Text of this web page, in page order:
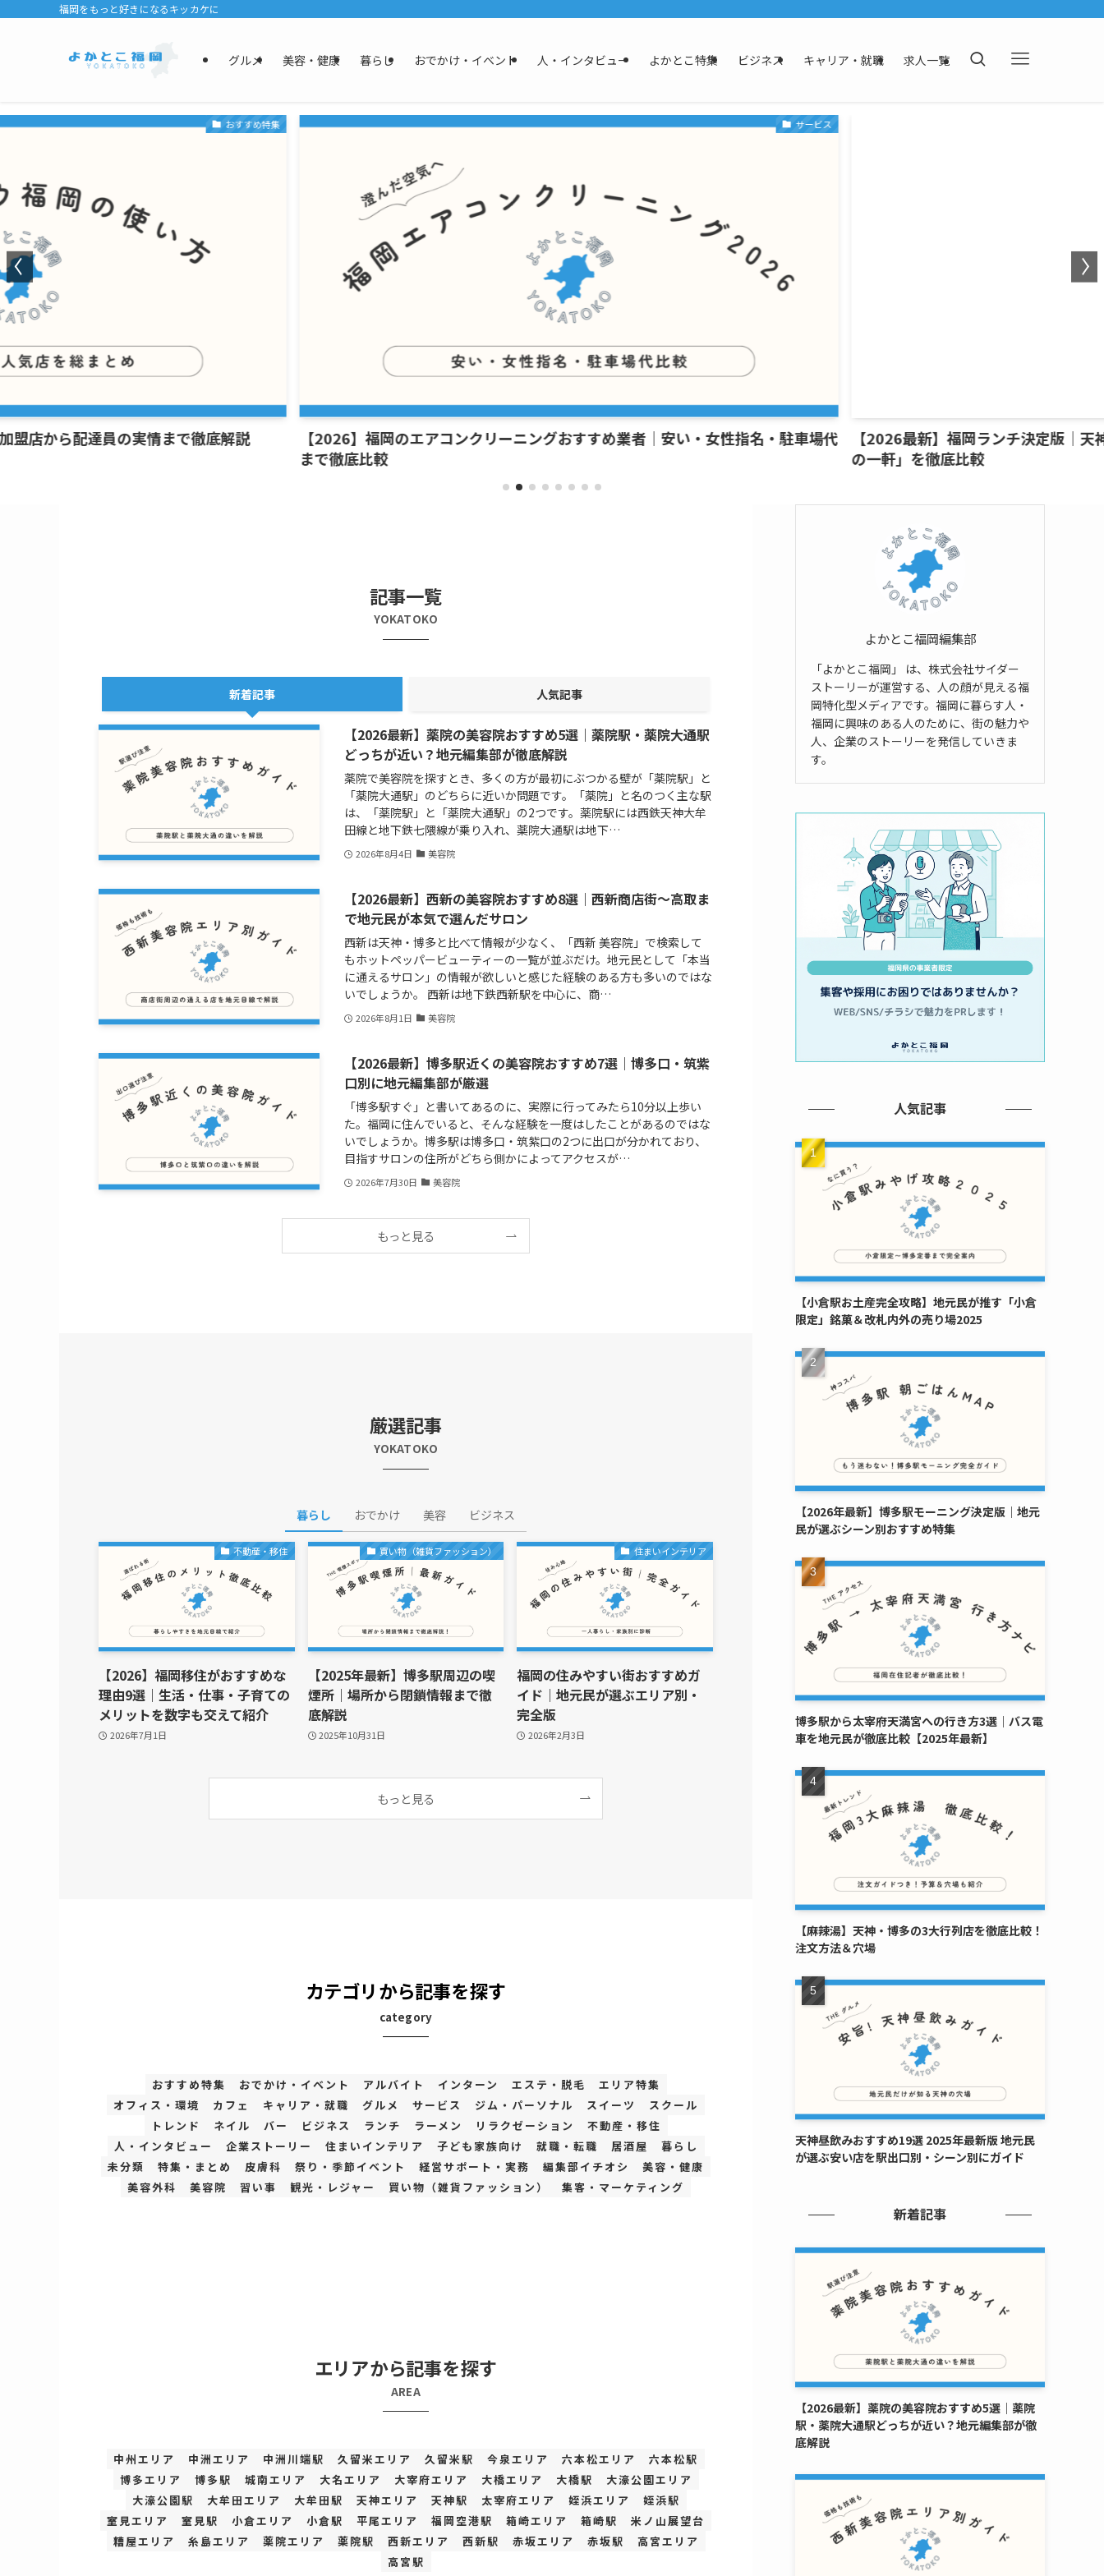
福岡をもっと好きになるキッカケに
グルメ 美容・健康 暮らし おでかけ・イベント 人・インタビュー よかとこ特集 ビジネス キャリア・就職 求人一覧
おすすめ特集
店から配達員の実情まで徹底解説
サービス
【2026】福岡のエアコンクリーニングおすすめ業者｜安い・女性指名・駐車場代
まで徹底比較
【2026最新】福岡ランチ決定版｜天神
の一軒」を徹底比較
記事一覧
YOKATOKO
新着記事 人気記事
【2026最新】薬院の美容院おすすめ5選｜薬院駅・薬院大通駅
どっちが近い？地元編集部が徹底解説
薬院で美容院を探すとき、多くの方が最初にぶつかる壁が「薬院駅」と
「薬院大通駅」のどちらに近いか問題です。「薬院」と名のつく主な駅
は、「薬院駅」と「薬院大通駅」の2つです。薬院駅には西鉄天神大牟
田線と地下鉄七隈線が乗り入れ、薬院大通駅は地下…
2026年8月4日 美容院
【2026最新】西新の美容院おすすめ8選｜西新商店街〜高取ま
で地元民が本気で選んだサロン
西新は天神・博多と比べて情報が少なく、「西新 美容院」で検索して
もホットペッパービューティーの一覧が並ぶだけ。地元民として「本当
に通えるサロン」の情報が欲しいと感じた経験のある方も多いのではな
いでしょうか。 西新は地下鉄西新駅を中心に、商…
2026年8月1日 美容院
【2026最新】博多駅近くの美容院おすすめ7選｜博多口・筑紫
口別に地元編集部が厳選
「博多駅すぐ」と書いてあるのに、実際に行ってみたら10分以上歩い
た。福岡に住んでいると、そんな経験を一度はしたことがあるのではな
いでしょうか。博多駅は博多口・筑紫口の2つに出口が分かれており、
目指すサロンの住所がどちら側かによってアクセスが…
2026年7月30日 美容院
もっと見る
厳選記事
YOKATOKO
暮らし おでかけ 美容 ビジネス
不動産・移住
【2026】福岡移住がおすすめな
理由9選｜生活・仕事・子育ての
メリットを数字も交えて紹介
2026年7月1日
買い物（雑貨ファッション）
【2025年最新】博多駅周辺の喫
煙所｜場所から閉鎖情報まで徹
底解説
2025年10月31日
住まいインテリア
福岡の住みやすい街おすすめガ
イド｜地元民が選ぶエリア別・
完全版
2026年2月3日
もっと見る
カテゴリから記事を探す
category
おすすめ特集 おでかけ・イベント アルバイト インターン エステ・脱毛
エリア特集
オフィス・環境
カフェ キャリア・就職 グルメ サービス ジム・パーソナル スイーツ
スクール
トレンド
ネイル バー ビジネス ランチ ラーメン リラクゼーション
不動産・移住
人・インタビュー
企業ストーリー 住まいインテリア 子ども家族向け 就職・転職 居酒屋
暮らし
未分類
特集・まとめ 皮膚科 祭り・季節イベント 経営サポート・実務 編集部イチオシ
美容・健康
美容外科
美容院 習い事 観光・レジャー 買い物（雑貨ファッション） 集客・マーケティング
エリアから記事を探す
AREA
中州エリア 中洲エリア 中洲川端駅 久留米エリア 久留米駅 今泉エリア 六本松エリア
六本松駅
博多エリア
博多駅 城南エリア 大名エリア 大宰府エリア 大橋エリア 大橋駅
大濠公園エリア
大濠公園駅
大牟田エリア 大牟田駅 天神エリア 天神駅 太宰府エリア 姪浜エリア
姪浜駅
室見エリア
室見駅 小倉エリア 小倉駅 平尾エリア 福岡空港駅 箱崎エリア 箱崎駅
米ノ山展望台
糟屋エリア
糸島エリア 薬院エリア 薬院駅 西新エリア 西新駅 赤坂エリア 赤坂駅
高宮エリア
高宮駅
よかとこ福岡編集部
「よかとこ福岡」 は、株式会社サイダー
ストーリーが運営する、人の顔が見える福
岡特化型メディアです。福岡に暮らす人・
福岡に興味のある人のために、街の魅力や
人、企業のストーリーを発信していきま
す。
人気記事
【小倉駅お土産完全攻略】地元民が推す「小倉
限定」銘菓＆改札内外の売り場2025
【2026年最新】博多駅モーニング決定版｜地元
民が選ぶシーン別おすすめ特集
博多駅から太宰府天満宮への行き方3選｜バス電
車を地元民が徹底比較【2025年最新】
【麻辣湯】天神・博多の3大行列店を徹底比較！
注文方法＆穴場
天神昼飲みおすすめ19選 2025年最新版 地元民
が選ぶ安い店を駅出口別・シーン別にガイド
新着記事
【2026最新】薬院の美容院おすすめ5選｜薬院
駅・薬院大通駅どっちが近い？地元編集部が徹
底解説